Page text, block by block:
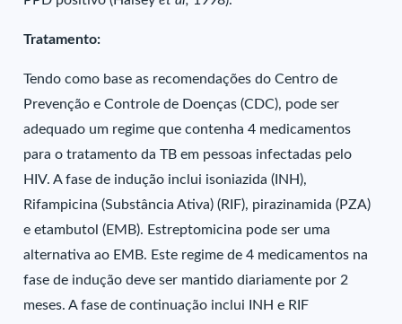
Tratamento:
Tendo como base as recomendações do Centro de
Prevenção e Controle de Doenças (CDC), pode ser
adequado um regime que contenha 4 medicamentos
para o tratamento da TB em pessoas infectadas pelo
HIV. A fase de indução inclui isoniazida (INH),
Rifampicina (Substância Ativa) (RIF), pirazinamida (PZA)
e etambutol (EMB). Estreptomicina pode ser uma
alternativa ao EMB. Este regime de 4 medicamentos na
fase de indução deve ser mantido diariamente por 2
meses. A fase de continuação inclui INH e RIF